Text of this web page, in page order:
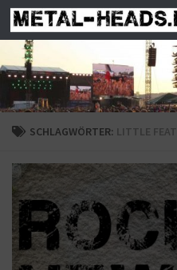
Zum Inhalt springen
SCHLAGWÖRTER: LITTLE FEAT